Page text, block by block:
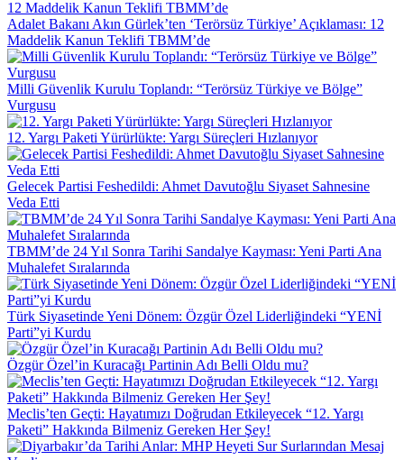
Adalet Bakanı Akın Gürlek’ten ‘Terörsüz Türkiye’ Açıklaması: 12
Maddelik Kanun Teklifi TBMM’de
Milli Güvenlik Kurulu Toplandı: “Terörsüz Türkiye ve Bölge”
Vurgusu
12. Yargı Paketi Yürürlükte: Yargı Süreçleri Hızlanıyor
Gelecek Partisi Feshedildi: Ahmet Davutoğlu Siyaset Sahnesine
Veda Etti
TBMM’de 24 Yıl Sonra Tarihi Sandalye Kayması: Yeni Parti Ana
Muhalefet Sıralarında
Türk Siyasetinde Yeni Dönem: Özgür Özel Liderliğindeki “YENİ
Parti”yi Kurdu
Özgür Özel’in Kuracağı Partinin Adı Belli Oldu mu?
Meclis’ten Geçti: Hayatımızı Doğrudan Etkileyecek “12. Yargı
Paketi” Hakkında Bilmeniz Gereken Her Şey!